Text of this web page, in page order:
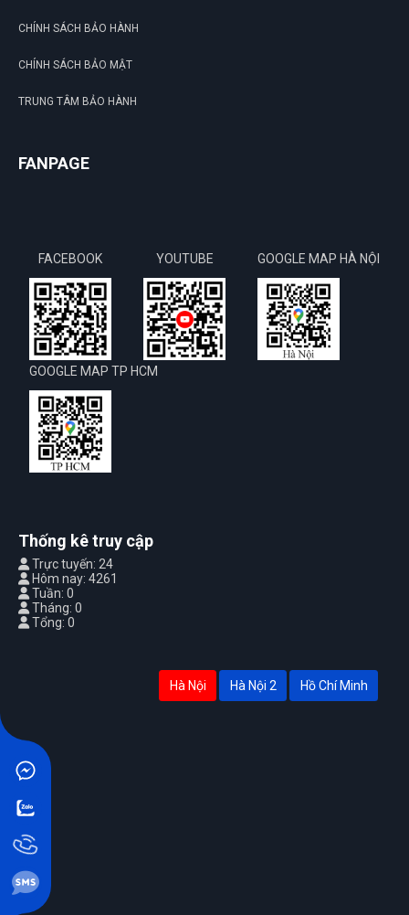
CHÍNH SÁCH BẢO HÀNH
CHÍNH SÁCH BẢO MẬT
TRUNG TÂM BẢO HÀNH
FANPAGE
FACEBOOK YOUTUBE GOOGLE MAP HÀ NỘI
GOOGLE MAP TP HCM
Thống kê truy cập
Trực tuyến: 24
Hôm nay: 4261
Tuần: 0
Tháng: 0
Tổng: 0
Hà Nội Hà Nội 2 Hồ Chí Minh